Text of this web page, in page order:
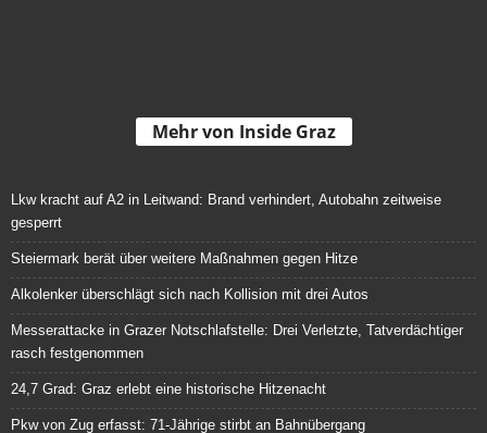
Mehr von Inside Graz
Lkw kracht auf A2 in Leitwand: Brand verhindert, Autobahn zeitweise
gesperrt
Steiermark berät über weitere Maßnahmen gegen Hitze
Alkolenker überschlägt sich nach Kollision mit drei Autos
Messerattacke in Grazer Notschlafstelle: Drei Verletzte, Tatverdächtiger
rasch festgenommen
24,7 Grad: Graz erlebt eine historische Hitzenacht
Pkw von Zug erfasst: 71-Jährige stirbt an Bahnübergang